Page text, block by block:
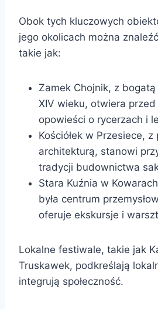
Obok tych kluczowych
jego okolicach można
takie jak:
Zamek Chojnik, z
XIV wieku, otwiera
opowieści o rycerzach i
Kościółek w Przesiece, z
architekturą, stanowi
tradycji budownictwa
Stara Kuźnia w
była centrum
oferuje ekskursje i
Lokalne festiwale, takie jak
Truskawek, podkreślają
integrują społeczność.